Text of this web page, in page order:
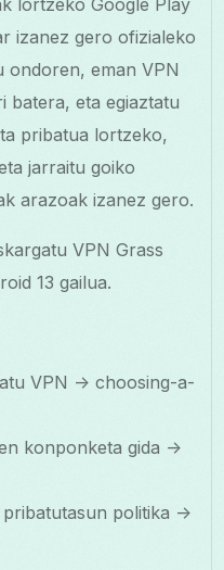
lortzeko Google Play
izanez gero ofizialeko
ondoren, eman VPN
batera, eta egiaztatu
pribatua lortzeko,
jarraitu goiko
arazoak izanez gero.
VPN Grass
13 gailua.
VPN -> choosing-a-
konponketa gida ->
politika ->